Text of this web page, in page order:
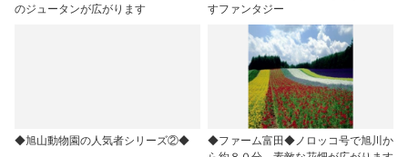
のジュータンが広がります
すファンタジー
◆旭山動物園の人気者シリーズ②◆
◆ファーム富田◆ノロッコ号で旭川か